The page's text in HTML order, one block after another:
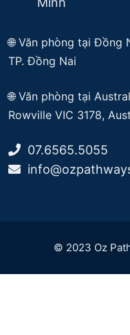
🌐 Văn phòng tại Đồng
TP. Đồng Nai
🌐Văn phòng tại
Rowville VIC 3178,
07.6565.5055
© 2023 Oz